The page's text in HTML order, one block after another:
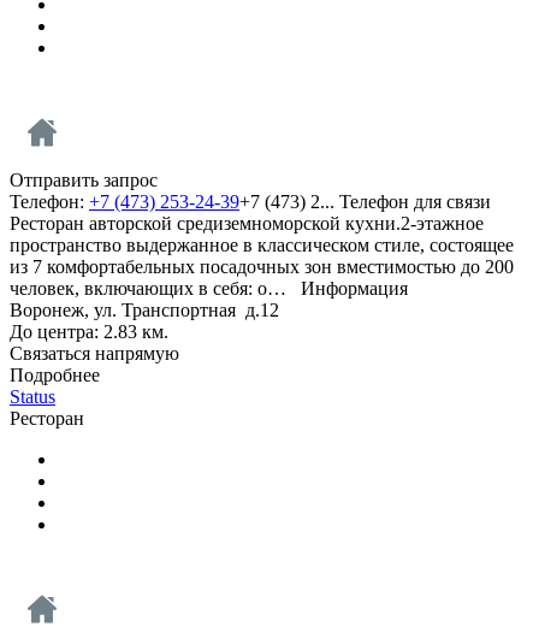
Отправить запрос
Телефон: +7 (473) 253-24-39+7 (473) 2... Телефон для связи
Ресторан авторской средиземноморской кухни.2-этажное
пространство выдержанное в классическом стиле, состоящее
из 7 комфортабельных посадочных зон вместимостью до 200
человек, включающих в себя: о… Информация
Воронеж, ул. Транспортная д.12
До центра: 2.83 км.
Связаться напрямую
Подробнее
Status
Ресторан